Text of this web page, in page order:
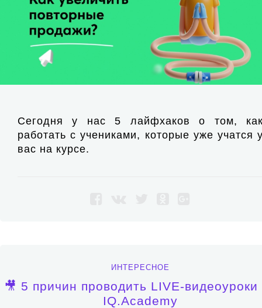
Сегодня у нас 5 лайфхаков о том,
работать с учениками, которые уже учатся
вас на курсе.
ИНТЕРЕСНОЕ
🎥 5 причин проводить LIVE-видеоуроки
IQ.Academy